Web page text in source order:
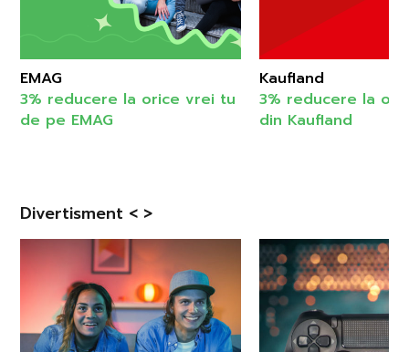
EMAG
3% reducere la orice vrei tu
de pe EMAG
Kaufland
3% reducere la
din Kaufland
Divertisment < >